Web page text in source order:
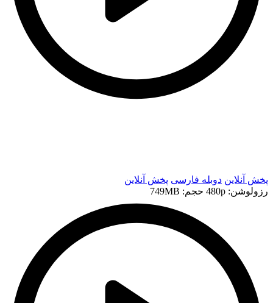
پخش آنلاین دوبله فارسی پخش آنلاین
رزولوشن: 480p
حجم: 749MB